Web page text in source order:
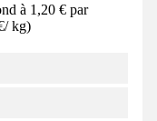
à 1,20 € par
/ kg)